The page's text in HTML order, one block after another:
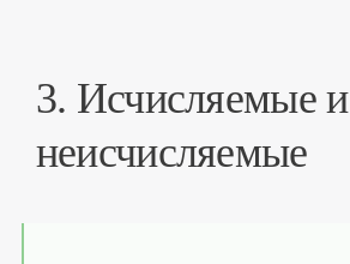
3. Исчисляемые и
неисчисляемые